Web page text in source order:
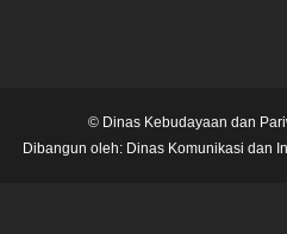
© Dinas Kebudayaan dan
Dibangun oleh: Dinas Komunikasi dan